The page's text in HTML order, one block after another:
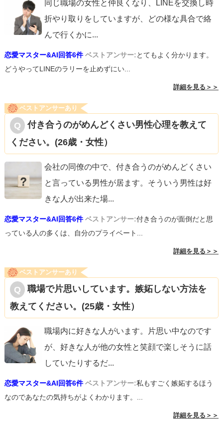
同じ職場の女性と仲良くなり、LINEを交換し時
折やり取りをしていますが、どの様な具合で絡
んで行くかに...
恋愛マスター&AI回答6件 ベストアンサー:とてもよく分かります。
どうやってLINEのラリーを止めずにい...
詳細を見る＞＞
ベストアンサーあり
付き合うのがめんどくさい男性心理を教えて
ください。(26歳・女性）
会社の同僚の中で、付き合うのがめんどくさい
と言っている男性が居ます。そういう男性は好
きな人が出来た場...
恋愛マスター&AI回答6件 ベストアンサー:付き合うのが面倒だと思
っている人の多くは、自分のプライベート...
詳細を見る＞＞
ベストアンサーあり
職場で片思いしています。嫉妬しない方法を
教えてください。(25歳・女性）
職場内に好きな人がいます。片思い中なのです
が、好きな人が他の女性と笑顔で楽しそうに話
していたりするだ...
恋愛マスター&AI回答6件 ベストアンサー:私もすごく嫉妬するほう
なのであなたの気持ちがよくわかります。...
詳細を見る＞＞